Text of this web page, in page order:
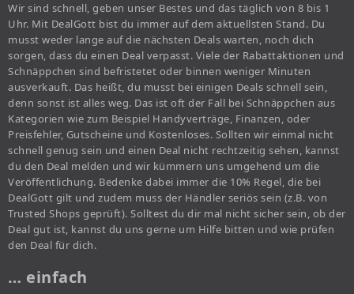
Wir sind schnell, geben unser Bestes und das täglich von 8 bis 1
Uhr. Mit DealGott bist du immer auf dem aktuellsten Stand. Du
musst weder lange auf die nächsten Deals warten, noch dich
sorgen, dass du einen Deal verpasst. Viele der Rabattaktionen und
Schnäppchen sind befristetet oder binnen weniger Minuten
ausverkauft. Das heißt, du musst bei einigen Deals schnell sein,
denn sonst ist alles weg. Das ist oft der Fall bei Schnäppchen aus
Kategorien wie zum Beispiel Handyverträge, Finanzen, oder
Preisfehler, Gutscheine und Kostenloses. Sollten wir einmal nicht
schnell genug sein und einen Deal nicht rechtzeitig sehen, kannst
du den Deal melden und wir kümmern uns umgehend um die
Veröffentlichung. Bedenke dabei immer die 10% Regel, die bei
DealGott gilt und zudem muss der Händler seriös sein (z.B. von
Trusted Shops geprüft). Solltest du dir mal nicht sicher sein, ob der
Deal gut ist, kannst du uns gerne um Hilfe bitten und wie prüfen
den Deal für dich.
… einfach